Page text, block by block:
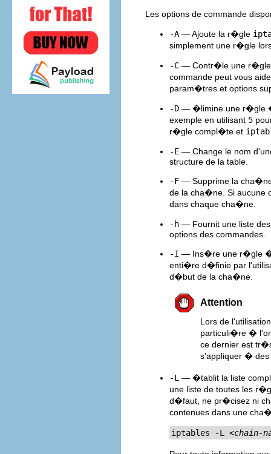
Les options de commande
-A — Ajoute la r�gle
simplement une r�gle
-C — Contr�le une r�gle
commande peut vous
param�tres et options
-D — �limine une r�gle
exemple en utilisant 5
r�gle compl�te et
-E — Change le nom
structure de la table.
-F — Supprime la
de la cha�ne. Si aucune
dans chaque cha�ne.
-h — Fournit une liste
options des commandes.
-I — Ins�re une r�gle �
enti�re d�finie par
d�but de la cha�ne.
Attention
Lors de
particuli�re �
ce dernier est
s'appliquer �
-L — �tablit la liste
une liste de toutes les
d�faut, ne pr�cisez ni
contenues dans une
iptables -L <chain-